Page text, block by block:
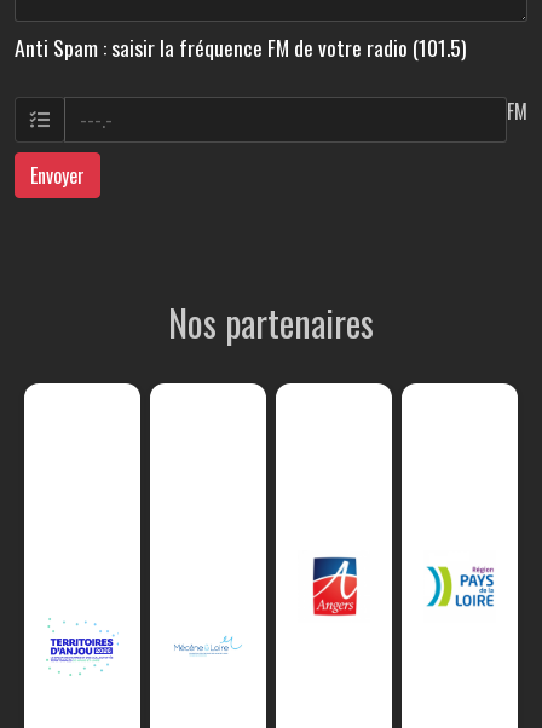
Anti Spam : saisir la fréquence FM de votre radio (101.5)
FM
Envoyer
Nos partenaires